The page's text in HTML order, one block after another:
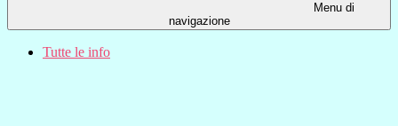
Menu di
navigazione
Tutte le info